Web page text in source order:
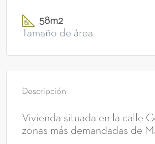
58m2
Tamaño de área
Descripción
Vivienda situada en la calle
zonas más demandadas de